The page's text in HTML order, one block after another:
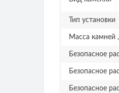
Тип установки
Масса камней
Безопасное
Безопасное
Безопасное